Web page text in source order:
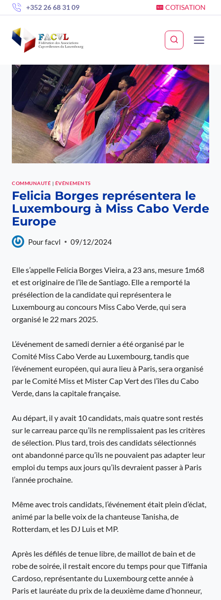
Skip
to
content
+352 26 68 31 09 COTISATION
COMMUNAUTÉ | ÉVÉNEMENTS
Felicia Borges représentera le
Luxembourg à Miss Cabo Verde
Europe
Pourfacvl 09/12/2024
Elle s’appelle Felícia Borges Vieira, a 23 ans, mesure 1m68
et est originaire de l’île de Santiago. Elle a remporté la
présélection de la candidate qui représentera le
Luxembourg au concours Miss Cabo Verde, qui sera
organisé le 22 mars 2025.
L’événement de samedi dernier a été organisé par le
Comité Miss Cabo Verde au Luxembourg, tandis que
l’événement européen, qui aura lieu à Paris, sera organisé
par le Comité Miss et Mister Cap Vert des l’îles du Cabo
Verde, dans la capitale française.
Au départ, il y avait 10 candidats, mais quatre sont restés
sur le carreau parce qu’ils ne remplissaient pas les critères
de sélection. Plus tard, trois des candidats sélectionnés
ont abandonné parce qu’ils ne pouvaient pas adapter leur
emploi du temps aux jours qu’ils devraient passer à Paris
l’année prochaine.
Même avec trois candidats, l’événement était plein d’éclat,
animé par la belle voix de la chanteuse Tanisha, de
Rotterdam, et les DJ Luis et MP.
Après les défilés de tenue libre, de maillot de bain et de
robe de soirée, il restait encore du temps pour que Tiffania
Cardoso, représentante du Luxembourg cette année à
Paris et lauréate du prix de la deuxième dame d’honneur,